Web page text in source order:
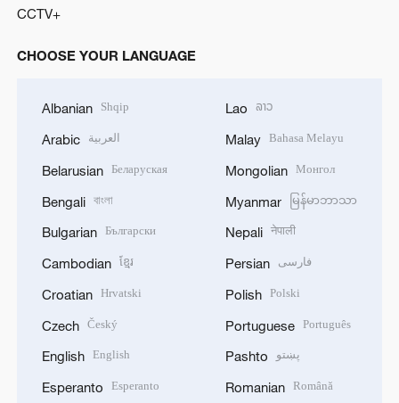
CCTV+
CHOOSE YOUR LANGUAGE
Albanian Shqip
Arabic العربية
Belarusian Беларуская
Bengali বাংলা
Bulgarian Български
Cambodian ខ្មែរ
Croatian Hrvatski
Czech Český
English English
Esperanto Esperanto
Lao ລາວ
Malay Bahasa Melayu
Mongolian Монгол
Myanmar မြန်မာဘာသာ
Nepali नेपाली
Persian فارسی
Polish Polski
Portuguese Português
Pashto پښتو
Romanian Română